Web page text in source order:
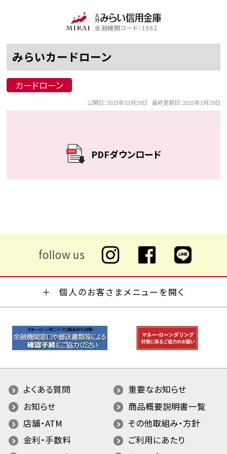
金融機関コード：1962
みらいカードローン
カードローン
公開日：2023年03月29日 最終更新日：2023年3月29日
PDFダウンロード
個人のお客さまメニューを開く
よくある質問
重要なお知らせ
お知らせ
商品概要説明書一覧
店舗・ATM
その他取組み・方針
金利・手数料
ご利用にあたり